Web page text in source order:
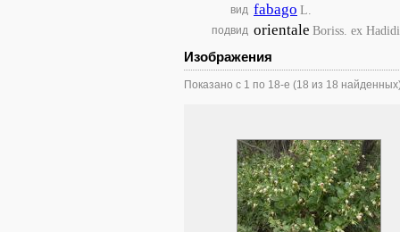
вид fabago L.
подвид orientale Boriss. ex Hadidi
Изображения
Показано с 1 по 18-е (18 из 18